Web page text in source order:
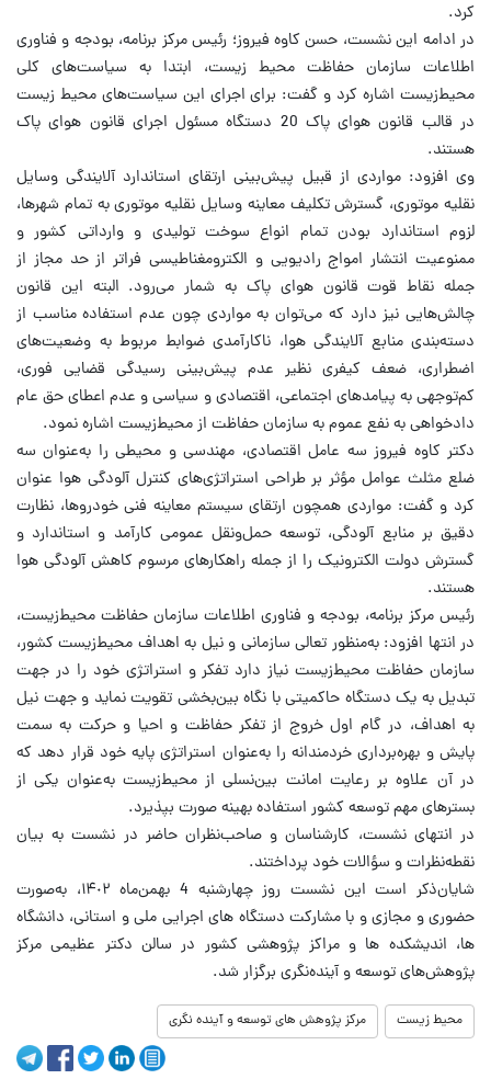
کرد.
در ادامه این نشست، حسن کاوه فیروز؛ رئیس مرکز برنامه، بودجه و فناوری
اطلاعات سازمان حفاظت محیط زیست، ابتدا به سیاست‌های کلی
محیط‌زیست اشاره کرد و گفت: برای اجرای این سیاست‌های محیط زیست
در قالب قانون هوای پاک 20 دستگاه مسئول اجرای قانون هوای پاک
هستند.
وی افزود: مواردی از قبیل پیش‌بینی ارتقای استاندارد آلایندگی وسایل
نقلیه موتوری، گسترش تکلیف معاينه وسایل نقلیه موتوری به تمام شهرها،
لزوم استاندارد بودن تمام انواع سوخت تولیدی و وارداتی کشور و
ممنوعیت انتشار امواج رادیویی و الکترومغناطیسی فراتر از حد مجاز از
جمله نقاط قوت قانون هوای پاک به شمار می‌رود. البته این قانون
چالش‌هایی نیز دارد که می‌توان به مواردی چون عدم استفاده مناسب از
دسته‌بندی منابع آلایندگی هوا، ناکارآمدی ضوابط مربوط به وضعیت‌های
اضطراری، ضعف کیفری نظیر عدم پیش‌بینی رسیدگی قضایی فوری،
کم‌توجهی به پیامدهای اجتماعی، اقتصادی و سیاسی و عدم اعطای حق عام
دادخواهی به نفع عموم به سازمان حفاظت از محیط‌زیست اشاره نمود.
دکتر کاوه فیروز سه عامل اقتصادی، مهندسی و محیطی را به‌عنوان سه
ضلع مثلث عوامل مؤثر بر طراحی استراتژی‌های کنترل آلودگی هوا عنوان
کرد و گفت: مواردی همچون ارتقای سیستم معاینه فنی خودروها، نظارت
دقیق بر منابع آلودگی، توسعه حمل‌ونقل عمومی کارآمد و استاندارد و
گسترش دولت الکترونیک را از جمله راهکارهای مرسوم کاهش آلودگی هوا
هستند.
رئیس مرکز برنامه، بودجه و فناوری اطلاعات سازمان حفاظت محیط‌زیست،
در انتها افزود: به‌منظور تعالی سازمانی و نیل به اهداف محیط‌زیست کشور،
سازمان حفاظت محیط‌زیست نیاز دارد تفکر و استراتژی خود را در جهت
تبدیل به یک دستگاه حاکمیتی با نگاه بین‌بخشی تقویت نماید و جهت نیل
به اهداف، در گام اول خروج از تفکر حفاظت و احیا و حرکت به سمت
پایش و بهره‌برداری خردمندانه را به‌عنوان استراتژی پایه خود قرار دهد که
در آن علاوه بر رعایت امانت بین‌نسلی از محیط‌زیست به‌عنوان یکی از
بسترهای مهم توسعه کشور استفاده بهینه صورت بپذیرد.
در انتهای نشست، کارشناسان و صاحب‌نظران حاضر در نشست به بیان
نقطه‌نظرات و سؤالات خود پرداختند.
شایان‌ذکر است این نشست روز چهار‌شنبه 4 بهمن‌‌ماه ۱۴٠۲، به‌صورت
حضوری و مجازی و با مشارکت دستگاه های اجرایی ملی و استانی، دانشگاه
ها، اندیشکده ها و مراکز پژوهشی کشور در سالن دکتر عظیمی مرکز
پژوهش‌های توسعه و آینده‌نگری برگزار شد.
محیط زیست مرکز پژوهش های توسعه و آینده نگری